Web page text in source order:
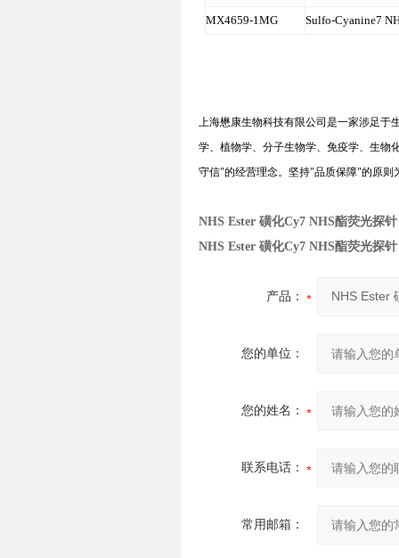
MX4659-1MG Sulfo-Cyanine7
上海懋康生物科技有限公司是一家涉足
学、植物学、分子生物学、免疫学、生物
守信"的经营理念。坚持"品质保障"的原则
NHS Ester 磺化Cy7 NHS酯荧光探针
NHS Ester 磺化Cy7 NHS酯荧光探针
产品：
您的单位：
您的姓名：
联系电话：
常用邮箱：